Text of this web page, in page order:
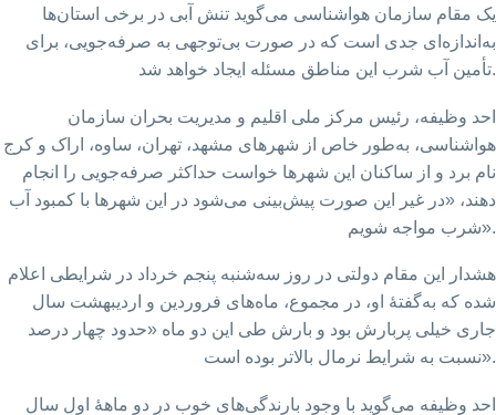
یک مقام سازمان هواشناسی می‌گوید تنش آبی در برخی استان‌ها
به‌اندازه‌ای جدی است که در صورت بی‌توجهی به صرفه‌جویی، برای
تأمین آب شرب این مناطق مسئله ایجاد خواهد شد.
احد وظیفه، رئیس مرکز ملی اقلیم و مدیریت بحران سازمان
هواشناسی، به‌طور خاص از شهرهای مشهد، تهران، ساوه، اراک و کرج
نام برد و از ساکنان این شهرها خواست حداکثر صرفه‌جویی را انجام
دهند، «در غیر این صورت پیش‌بینی می‌شود در این شهرها با کمبود آب
شرب مواجه شویم».
هشدار این مقام دولتی در روز سه‌شنبه پنجم خرداد در شرایطی اعلام
شده که به‌گفتۀ او، در مجموع، ماه‌های فروردین و اردیبهشت سال
جاری خیلی پربارش بود و بارش طی این دو ماه «حدود چهار درصد
نسبت به شرایط نرمال بالاتر بوده است».
احد وظیفه می‌گوید با وجود بارندگی‌های خوب در دو ماههٔ اول سال